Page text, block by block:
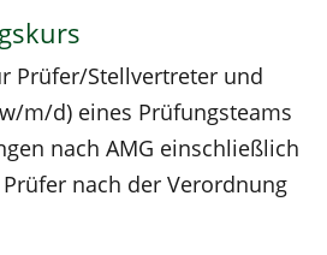
Prüfer/Stellvertreter und
m/d) eines Prüfungsteams
nach AMG einschließlich
nach der Verordnung